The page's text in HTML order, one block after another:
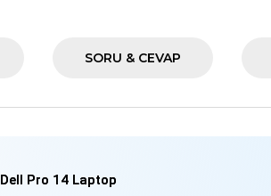
SORU & CEVAP
Dell Pro 14 Laptop